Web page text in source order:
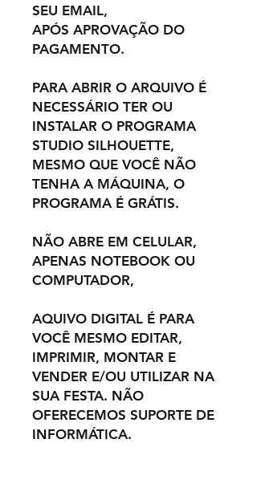
SEU EMAIL,
APÓS APROVAÇÃO DO
PAGAMENTO.
PARA ABRIR O ARQUIVO É
NECESSÁRIO TER OU
INSTALAR O PROGRAMA
STUDIO SILHOUETTE,
MESMO QUE VOCÊ NÃO
TENHA A MÁQUINA, O
PROGRAMA É GRÁTIS.
NÃO ABRE EM CELULAR,
APENAS NOTEBOOK OU
COMPUTADOR,
AQUIVO DIGITAL É PARA
VOCÊ MESMO EDITAR,
IMPRIMIR, MONTAR E
VENDER E/OU UTILIZAR NA
SUA FESTA. NÃO
OFERECEMOS SUPORTE DE
INFORMÁTICA.